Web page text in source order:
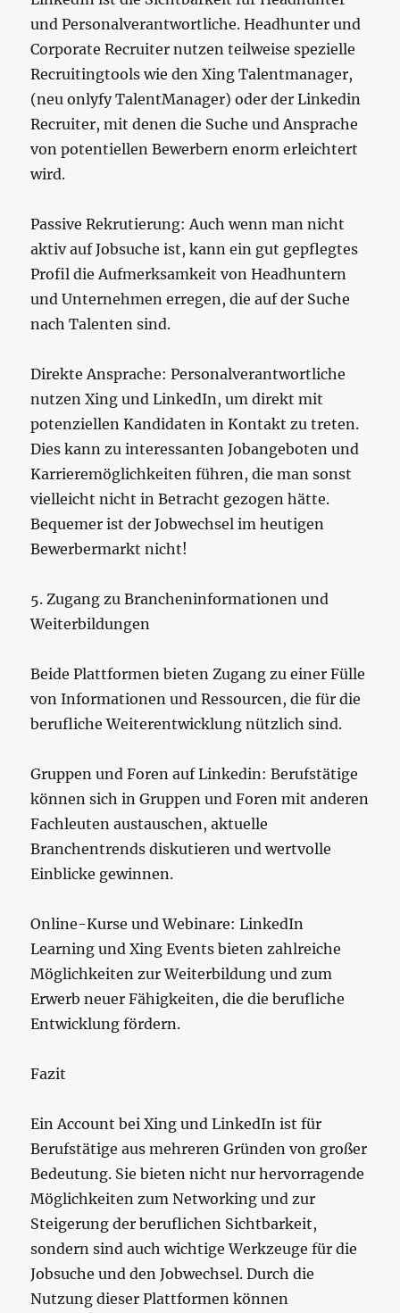
und Personalverantwortliche. Headhunter und
Corporate Recruiter nutzen teilweise spezielle
Recruitingtools wie den Xing Talentmanager,
(neu onlyfy TalentManager) oder der Linkedin
Recruiter, mit denen die Suche und Ansprache
von potentiellen Bewerbern enorm erleichtert
wird.
Passive Rekrutierung: Auch wenn man nicht
aktiv auf Jobsuche ist, kann ein gut gepflegtes
Profil die Aufmerksamkeit von Headhuntern
und Unternehmen erregen, die auf der Suche
nach Talenten sind.
Direkte Ansprache: Personalverantwortliche
nutzen Xing und LinkedIn, um direkt mit
potenziellen Kandidaten in Kontakt zu treten.
Dies kann zu interessanten Jobangeboten und
Karrieremöglichkeiten führen, die man sonst
vielleicht nicht in Betracht gezogen hätte.
Bequemer ist der Jobwechsel im heutigen
Bewerbermarkt nicht!
5. Zugang zu Brancheninformationen und
Weiterbildungen
Beide Plattformen bieten Zugang zu einer Fülle
von Informationen und Ressourcen, die für die
berufliche Weiterentwicklung nützlich sind.
Gruppen und Foren auf Linkedin: Berufstätige
können sich in Gruppen und Foren mit anderen
Fachleuten austauschen, aktuelle
Branchentrends diskutieren und wertvolle
Einblicke gewinnen.
Online-Kurse und Webinare: LinkedIn
Learning und Xing Events bieten zahlreiche
Möglichkeiten zur Weiterbildung und zum
Erwerb neuer Fähigkeiten, die die berufliche
Entwicklung fördern.
Fazit
Ein Account bei Xing und LinkedIn ist für
Berufstätige aus mehreren Gründen von großer
Bedeutung. Sie bieten nicht nur hervorragende
Möglichkeiten zum Networking und zur
Steigerung der beruflichen Sichtbarkeit,
sondern sind auch wichtige Werkzeuge für die
Jobsuche und den Jobwechsel. Durch die
Nutzung dieser Plattformen können